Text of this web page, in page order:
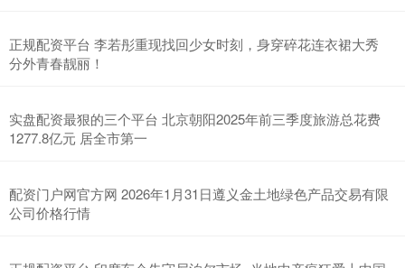
正规配资平台 李若彤重现找回少女时刻，身穿碎花连衣裙大秀
分外青春靓丽！
实盘配资最狠的三个平台 北京朝阳2025年前三季度旅游总花费
1277.8亿元 居全市第一
配资门户网官方网 2026年1月31日遵义金土地绿色产品交易有限
公司价格行情